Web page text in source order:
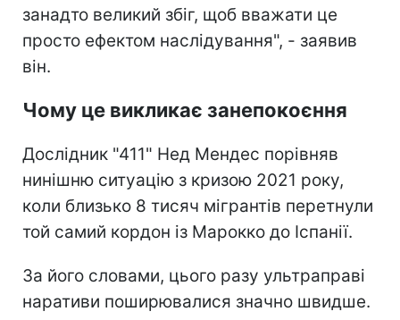
занадто великий збіг, щоб вважати це
просто ефектом наслідування", - заявив
він.
Чому це викликає занепокоєння
Дослідник "411" Нед Мендес порівняв
нинішню ситуацію з кризою 2021 року,
коли близько 8 тисяч мігрантів перетнули
той самий кордон із Марокко до Іспанії.
За його словами, цього разу ультраправі
наративи поширювалися значно швидше.